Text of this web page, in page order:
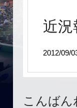
近況
2012/09/
こんばん